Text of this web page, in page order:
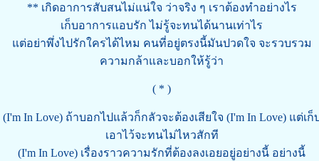
** เกิดอาการสับสนไม่แน่ใจ ว่าจริง ๆ เราต้องทำอย่างไร
เก็บอาการแอบรัก ไม่รู้จะทนได้นานเท่าไร
แต่อย่าพึ่งไปรักใครได้ไหม คนที่อยู่ตรงนี้มันปวดใจ จะรวบรวม
ความกล้าและบอกให้รู้ว่า
( * )
(I'm In Love) ถ้าบอกไปแล้วก็กลัวจะต้องเสียใจ (I'm In Love) แต่เก็
เอาไว้จะทนไม่ไหวสักที
(I'm In Love) เรื่องราวความรักที่ต้องลงเอยอยู่อย่างนี้ อย่างนี้